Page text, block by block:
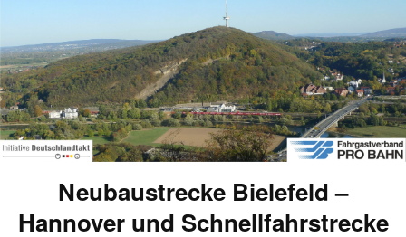
Neubaustrecke Bielefeld –
Hannover und Schnellfahrstrecke